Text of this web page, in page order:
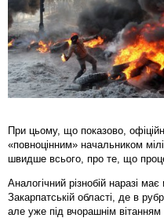
При цьому, що показово,
«повноцінним» начальником
швидше всього, про те, що
Аналогічний різнобій наразі
Закарпатській області, де в
але уже під вчорашнім